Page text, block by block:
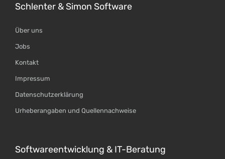
Schlenter & Simon Software
Über uns
Jobs
Kontakt
Impressum
Datenschutzerklärung
Urheberangaben und Quellennachweise
Softwareentwicklung & IT-Beratung